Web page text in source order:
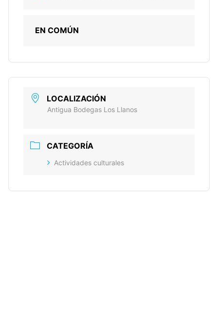
EN COMÚN
LOCALIZACIÓN
Antigua Bodegas Los Llanos
CATEGORÍA
Actividades culturales